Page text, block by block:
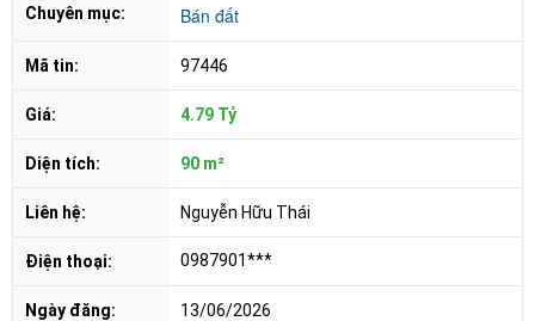
Chuyên mục: Bán đất
Mã tin: 97446
Giá: 4.79 Tỷ
Diện tích: 90 m²
Liên hệ: Nguyễn Hữu Thái
Điện thoại: 0987901***
Ngày đăng: 13/06/2026